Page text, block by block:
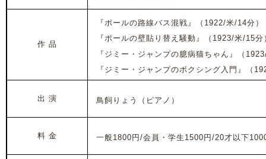
作 品
『ポールの路線バス混戦』（1922/米/14分）
『ポールの壁貼り替え騒動』（1923/米/15分
『ジミー・ジャンプの臆病猫ちゃん』（
『ジミー・ジャンプのボクシング入門』（
出 演 鳥飼りょう（ピアノ）
料 金 一般1800円/会員・学生1500円/20才以下